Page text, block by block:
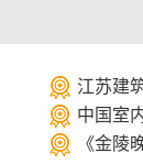
江苏建
中国室
《金陵